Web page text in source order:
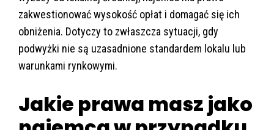
zakwestionować wysokość opłat i domagać się ich
obniżenia. Dotyczy to zwłaszcza sytuacji, gdy
podwyżki nie są uzasadnione standardem lokalu lub
warunkami rynkowymi.
Jakie prawa masz jako